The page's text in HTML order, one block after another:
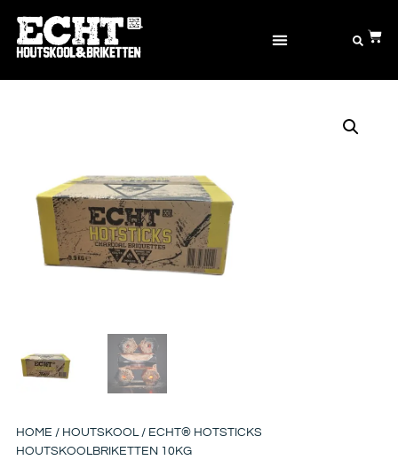
HOME / HOUTSKOOL/ ECHT® HOTSTICKS
HOUTSKOOLBRIKETTEN 10KG